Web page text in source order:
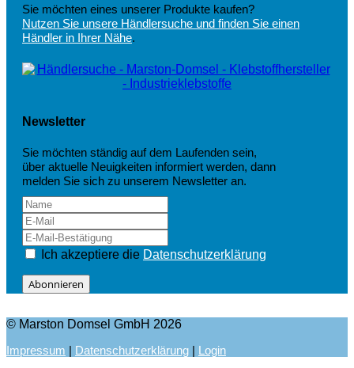
Sie möchten eines unserer Produkte kaufen?
Nutzen Sie unsere Händlersuche und finden Sie einen
Händler in Ihrer Nähe.
Newsletter
Sie möchten ständig auf dem Laufenden sein,
über aktuelle Neuigkeiten informiert werden, dann
melden Sie sich zu unserem Newsletter an.
Ich akzeptiere die Datenschutzerklärung
Abonnieren
© Marston Domsel GmbH 2026
Impressum | Datenschutzerklärung | Login